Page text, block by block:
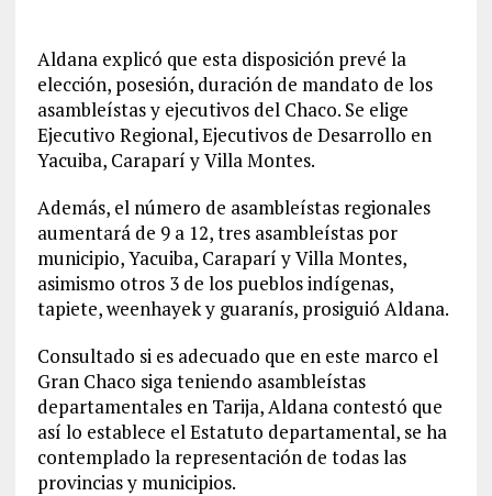
Aldana explicó que esta disposición prevé la
elección, posesión, duración de mandato de los
asambleístas y ejecutivos del Chaco. Se elige
Ejecutivo Regional, Ejecutivos de Desarrollo en
Yacuiba, Caraparí y Villa Montes.
Además, el número de asambleístas regionales
aumentará de 9 a 12, tres asambleístas por
municipio, Yacuiba, Caraparí y Villa Montes,
asimismo otros 3 de los pueblos indígenas,
tapiete, weenhayek y guaranís, prosiguió Aldana.
Consultado si es adecuado que en este marco el
Gran Chaco siga teniendo asambleístas
departamentales en Tarija, Aldana contestó que
así lo establece el Estatuto departamental, se ha
contemplado la representación de todas las
provincias y municipios.